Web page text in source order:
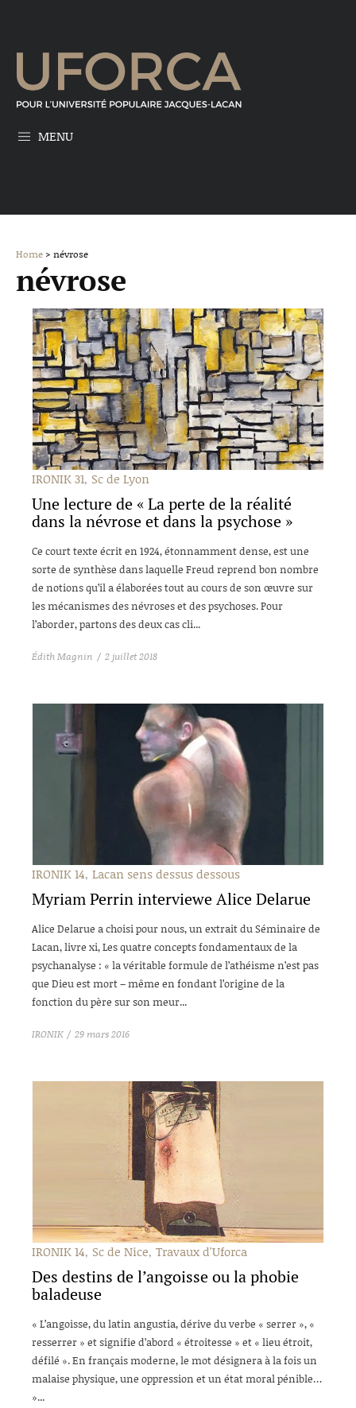
MENU
Home > névrose
névrose
IRONIK 31 Sc de Lyon
Une lecture de « La perte de la réalité
dans la névrose et dans la psychose »
Ce court texte écrit en 1924, étonnamment dense, est une
sorte de synthèse dans laquelle Freud reprend bon nombre
de notions qu’il a élaborées tout au cours de son œuvre sur
les mécanismes des névroses et des psychoses. Pour
l’aborder, partons des deux cas cli...
Édith Magnin 2 juillet 2018
IRONIK 14 Lacan sens dessus dessous
Myriam Perrin interviewe Alice Delarue
Alice Delarue a choisi pour nous, un extrait du Séminaire de
Lacan, livre xi, Les quatre concepts fondamentaux de la
psychanalyse : « la véritable formule de l’athéisme n’est pas
que Dieu est mort – même en fondant l’origine de la
fonction du père sur son meur...
IRONIK 29 mars 2016
IRONIK 14 Sc de Nice Travaux d'Uforca
Des destins de l’angoisse ou la phobie
baladeuse
« L’angoisse, du latin angustia, dérive du verbe « serrer », «
resserrer » et signifie d’abord « étroitesse » et « lieu étroit,
défilé ». En français moderne, le mot désignera à la fois un
malaise physique, une oppression et un état moral pénible…
»...